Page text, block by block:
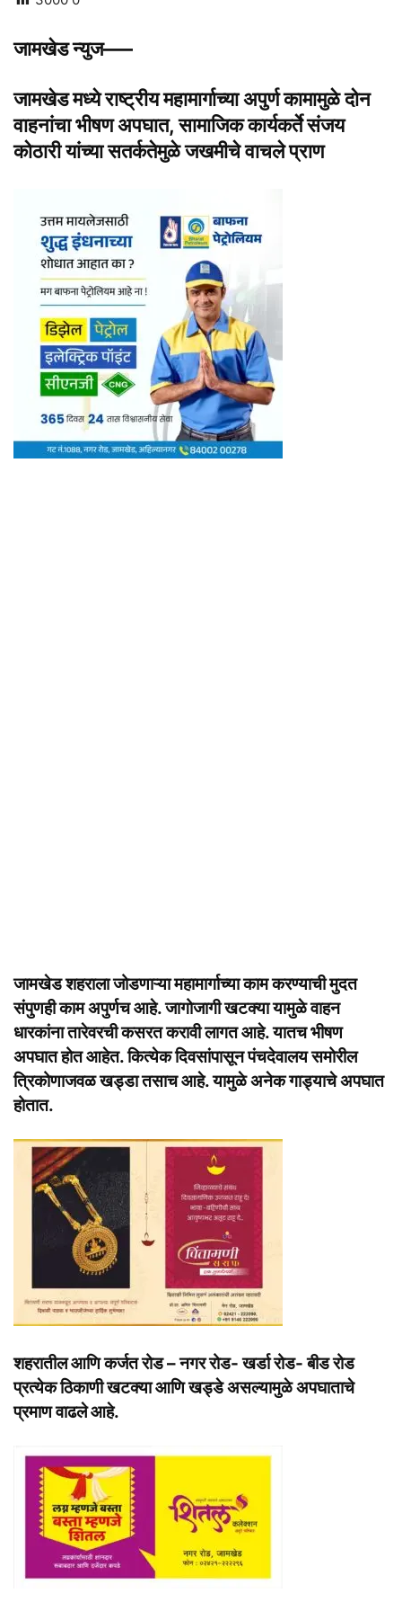
जामखेड न्युज—–
जामखेड मध्ये राष्ट्रीय महामार्गाच्या अपुर्ण कामामुळे दोन
वाहनांचा भीषण अपघात, सामाजिक कार्यकर्ते संजय
कोठारी यांच्या सतर्कतेमुळे जखमीचे वाचले प्राण
जामखेड शहराला जोडणाऱ्या महामार्गाच्या काम करण्याची मुदत
संपुणही काम अपुर्णच आहे. जागोजागी खटक्या यामुळे वाहन
धारकांना तारेवरची कसरत करावी लागत आहे. यातच भीषण
अपघात होत आहेत. कित्येक दिवसांपासून पंचदेवालय समोरील
त्रिकोणाजवळ खड्डा तसाच आहे. यामुळे अनेक गाड्याचे अपघात
होतात.
शहरातील आणि कर्जत रोड – नगर रोड- खर्डा रोड- बीड रोड
प्रत्येक ठिकाणी खटक्या आणि खड्डे असल्यामुळे अपघाताचे
प्रमाण वाढले आहे.